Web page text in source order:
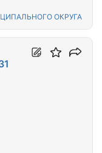
ОКРУГА